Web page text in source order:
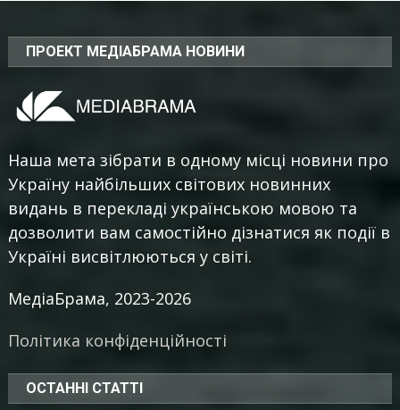
ПРОЕКТ МЕДІАБРАМА НОВИНИ
Наша мета зібрати в одному місці новини про
Україну найбільших світових новинних
видань в перекладі українською мовою та
дозволити вам самостійно дізнатися як події в
Україні висвітлюються у світі.
МедіаБрама, 2023-2026
Політика конфіденційності
ОСТАННІ СТАТТІ